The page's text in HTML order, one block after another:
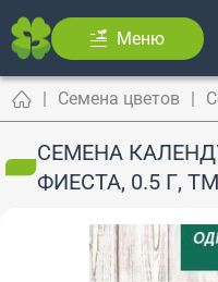
Меню
Семена цветов
СЕМЕНА
ФИЕСТА, 0.5 Г,